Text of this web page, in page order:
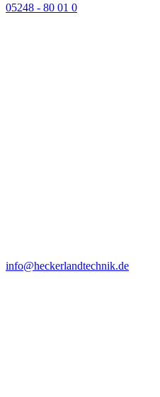
05248 - 80 01 0
info@heckerlandtechnik.de